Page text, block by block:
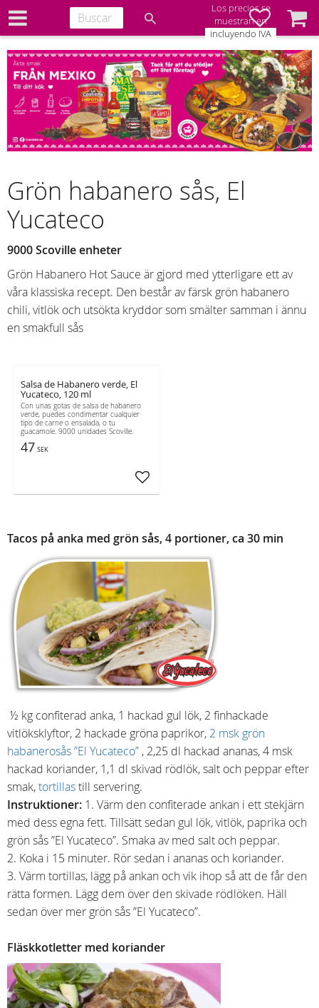
Los precios se
muestran en
incluyendo IVA
Favoritos
Cesta
Grön habanero sås, El
Yucateco
9000 Scoville enheter
Grön Habanero Hot Sauce är gjord med ytterligare ett av
våra klassiska recept. Den består av färsk grön habanero
chili, vitlök och utsökta kryddor som smälter samman i ännu
en smakfull sås
Salsa de Habanero verde, El
Yucateco, 120 ml
Con unas gotas de salsa de habanero
verde, puedes condimentar cualquier
tipo de carne o ensalada, o tu
guacamole. 9000 unidades Scoville.
47 SEK
Añadir a favoritos
Tacos på anka med grön sås, 4 portioner, ca 30 min
½ kg confiterad anka, 1 hackad gul lök, 2 finhackade
vitlöksklyftor, 2 hackade gröna paprikor, 2 msk grön
habanerosås ”El Yucateco” , 2,25 dl hackad ananas, 4 msk
hackad koriander, 1,1 dl skivad rödlök, salt och peppar efter
smak,tortillastill servering.
Instruktioner: 1. Värm den confiterade ankan i ett stekjärn
med dess egna fett. Tillsätt sedan gul lök, vitlök, paprika och
grön sås ”El Yucateco”. Smaka av med salt och peppar.
2. Koka i 15 minuter. Rör sedan i ananas och koriander.
3. Värm tortillas, lägg på ankan och vik ihop så att de får den
rätta formen. Lägg dem över den skivade rödlöken. Häll
sedan över mer grön sås ”El Yucateco”.
Fläskkotletter med koriander